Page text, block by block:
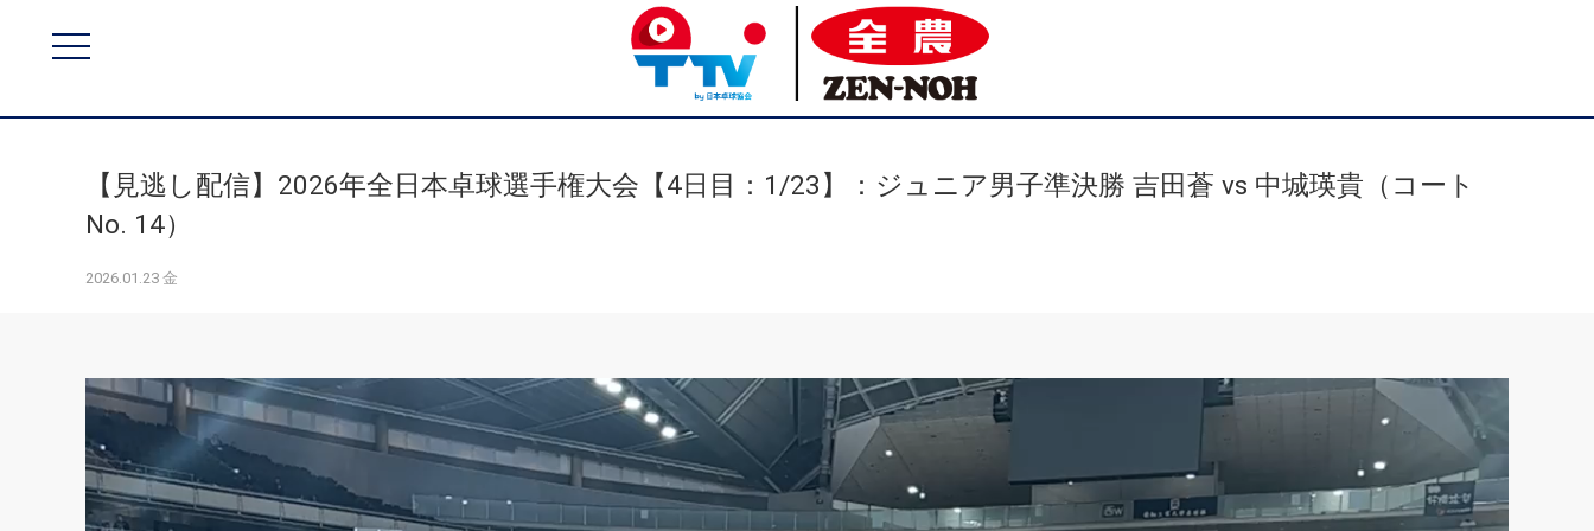
【見逃し配信】2026年全日本卓球選手権大会【4日目：1/23】：ジュニア男子準決勝 吉田蒼 vs 中城瑛貴（コート
No. 14）
2026.01.23 金